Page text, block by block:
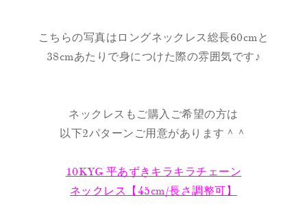
こちらの写真はロングネックレス総長60cmと
38cmあたりで身につけた際の雰囲気です♪
ネックレスもご購入ご希望の方は
以下2パターンご用意があります＾＾
10KYG 平あずきキラキラチェーン
ネックレス【45cm/長さ調整可】